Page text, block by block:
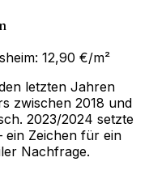
12,90 €/m²
letzten Jahren
zwischen 2018 und
2023/2024 setzte
Zeichen für ein
Nachfrage.